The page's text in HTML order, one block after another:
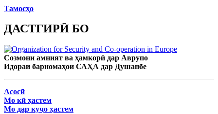
Тамосҳо
ДАСТГИРӢ БО
Созмони амният ва ҳамкорӣ дар Аврупо
Идораи барномаҳои САҲА дар Душанбе
Асосӣ
Мо кӣ ҳастем
Мо дар куҷо ҳастем